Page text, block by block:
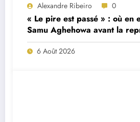
Alexandre Ribeiro 0
« Le pire est passé » : où en
Samu Aghehowa avant la
Porto ?
6 Août 2026